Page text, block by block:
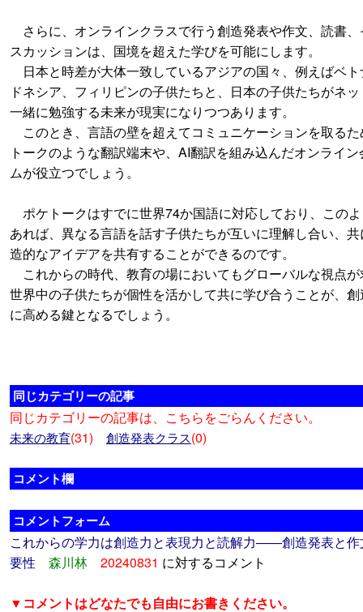
さらに、オンラインクラスで行う創造発表や作文、読書
スカッションは、国境を超えた学びを可能にします。
日本と時差が大体一致しているアジアの国々、例えばベ
ドネシア、フィリピンの子供たちと、日本の子供たちがネ
一緒に勉強する未来が現実になりつつあります。
このとき、言語の壁を超えてコミュニケーションを取る
トークのような翻訳端末や、AI翻訳を組み込んだオンライ
ムが役立つでしょう。
ポケトークはすでに世界74か国語に対応しており、この
あれば、異なる言語を話す子供たちが互いに理解し合い、
造的なアイデアを共有することができるのです。
これからの時代、教育の場においてもグローバルな視点
世界中の子供たちが個性を活かして共に学び合うことが、
に高める鍵となるでしょう。
同じカテゴリーの記事
同じカテゴリーの記事は、こちらをごらんください。
未来の教育(31) 創造発表クラス(0)
コメント欄
コメントフォーム
これからの学力は創造力と表現力と読解力――創造発表と作
要性
森川林 20240831 に対するコメント
▼コメントはどなたでも自由にお書きください。